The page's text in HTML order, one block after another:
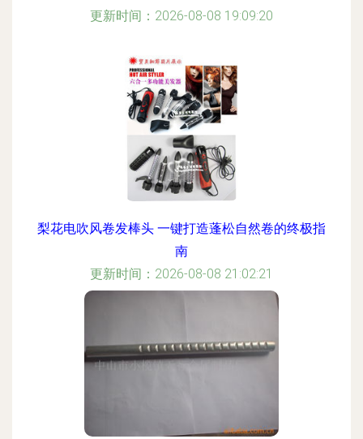
更新时间：2026-08-08 19:09:20
梨花电吹风卷发棒头 一键打造蓬松自然卷的终极指
南
更新时间：2026-08-08 21:02:21